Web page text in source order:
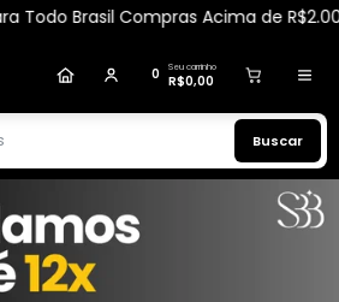
Brasil Compras Acima de R$2.000,00
0 Seu carrinho
R$0,00
Buscar
Deo Colônia La Vida Lata 100ml
Pedido de R$ 1.966,80